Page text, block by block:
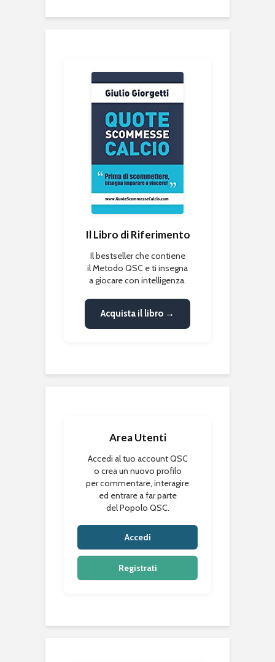
Il Libro di Riferimento
Il bestseller che contiene
il Metodo QSC e ti insegna
a giocare con intelligenza.
Acquista il libro →
Area Utenti
Accedi al tuo account QSC
o crea un nuovo profilo
per commentare, interagire
ed entrare a far parte
del Popolo QSC.
Accedi
Registrati